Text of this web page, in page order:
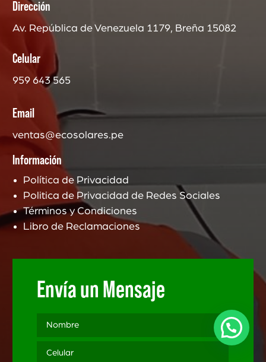
Dirección
Av. República de Venezuela 1179, Breña 15082
Celular
959 643 565
Email
ventas@ecosolares.pe
Información
Política de Privacidad
Politica de Privacidad de Redes Sociales
Términos y Condiciones
Libro de Reclamaciones
Envía un Mensaje